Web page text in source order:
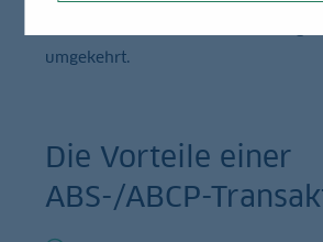
umgekehrt.
Die Vorteile einer
ABS-/ABCP-